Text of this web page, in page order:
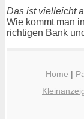
Das ist vielleicht
Wie kommt man
richtigen Bank
Home |